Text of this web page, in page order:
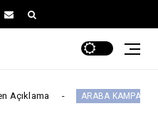
ARABA KAMPANYALARI Ds N°4’te